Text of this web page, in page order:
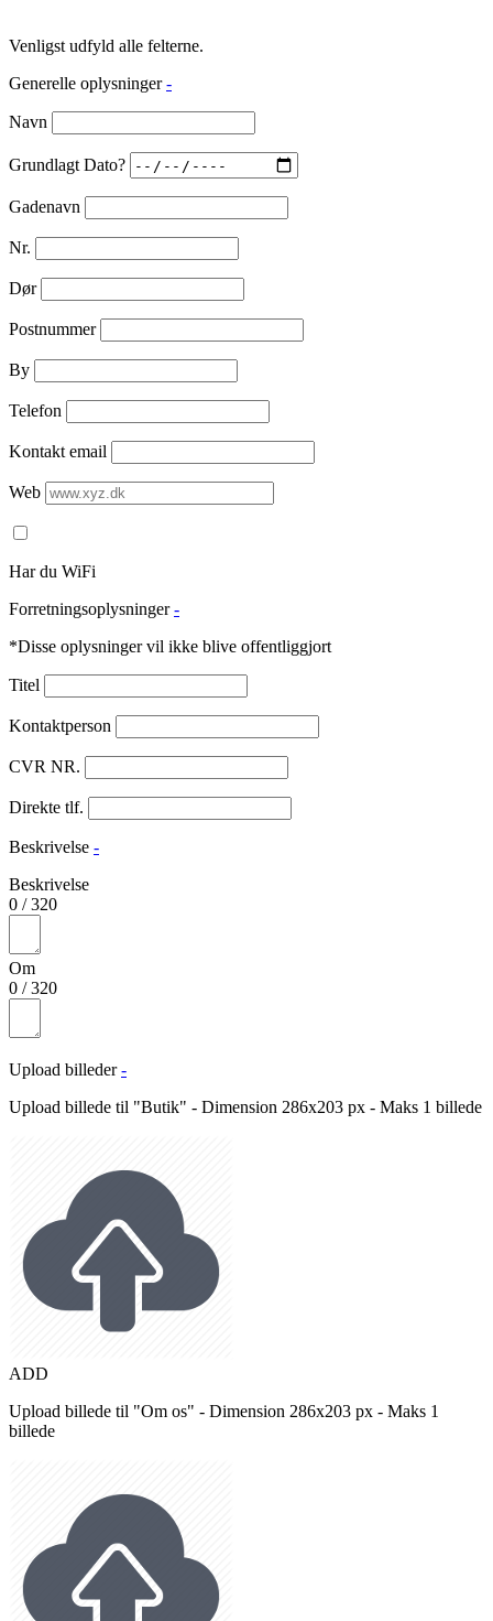
Venligst udfyld alle felterne.
Generelle oplysninger -
Navn
Grundlagt Dato?
Gadenavn
Nr.
Dør
Postnummer
By
Telefon
Kontakt email
Web
Har du WiFi
Forretningsoplysninger -
*Disse oplysninger vil ikke blive offentliggjort
Titel
Kontaktperson
CVR NR.
Direkte tlf.
Beskrivelse -
Beskrivelse
0 /320
Om
0 /320
Upload billeder -
Upload billede til "Butik" - Dimension 286x203 px - Maks 1 billede
ADD
Upload billede til "Om os" - Dimension 286x203 px - Maks 1
billede